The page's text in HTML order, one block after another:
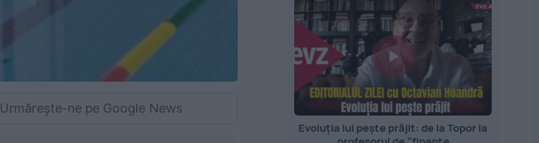
Urmărește-ne pe Google News
Evoluția lui pește prăjit: de la Topor la